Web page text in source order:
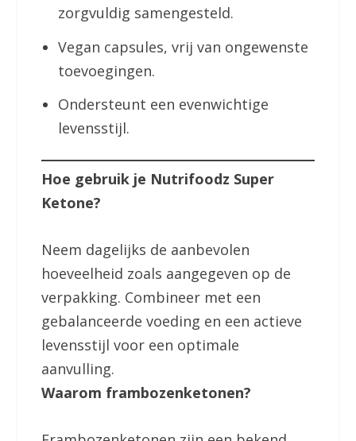
zorgvuldig samengesteld.
Vegan capsules, vrij van ongewenste
toevoegingen.
Ondersteunt een evenwichtige
levensstijl.
Hoe gebruik je Nutrifoodz Super
Ketone?
Neem dagelijks de aanbevolen
hoeveelheid zoals aangegeven op de
verpakking. Combineer met een
gebalanceerde voeding en een actieve
levensstijl voor een optimale
aanvulling.
Waarom frambozenketonen?